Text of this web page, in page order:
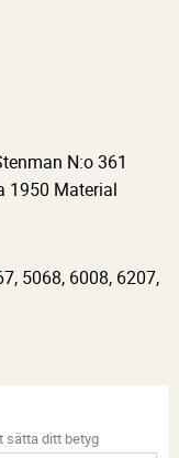
N:o 361
1950 Material
5068, 6008, 6207,
sätta ditt betyg